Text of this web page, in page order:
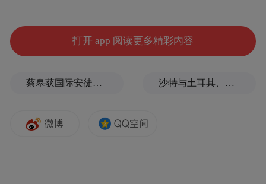
长短、粗细一致，像是在精挑细选的基础上
的。在精细人那里，菜架兼具实用与观赏。
叶，暴露在人们的视野里，采摘起来方便。
打开 app 阅读更多精彩内容
蔡皋获国际安徒生奖，系插画奖项60年来首位中国画家 沙特与土耳其、巴基斯坦签署重磅军事协议，伊朗首度回应！